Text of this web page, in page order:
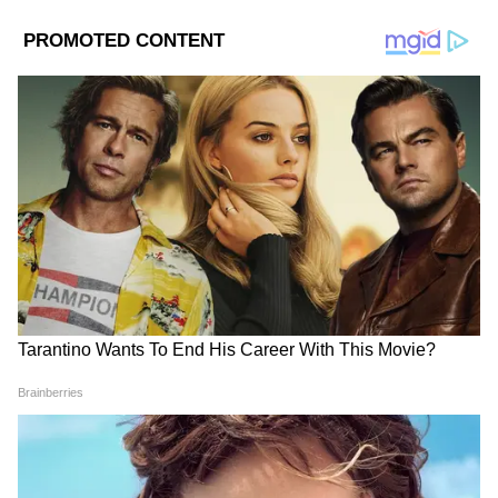
Image Credit : Instagram
প্রথম ছবির হাত ধরে রূপালি পর্দায় অভিষেক
আজকের দিনে মাধুরী দীক্ষিতের জনপ্রিয়তা
আকাশছোঁয়া হলেও, তাঁর কেরিয়ারের শুরুটা কিন্তু
খুব একটা মসৃণ ছিল না। ১৯৮৪ সালে রাজশ্রী
প্রোডাকশনের ‘অবোধ’ (Abodh) ছবির মাধ্যমে মাত্র
১৭ বছর বয়সে বলিউডে পা রাখেন তিনি। এই